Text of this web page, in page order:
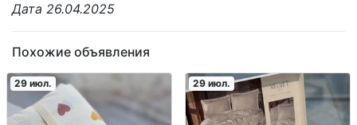
Дата 26.04.2025
Похожие объявления
29 июл. 29 июл.